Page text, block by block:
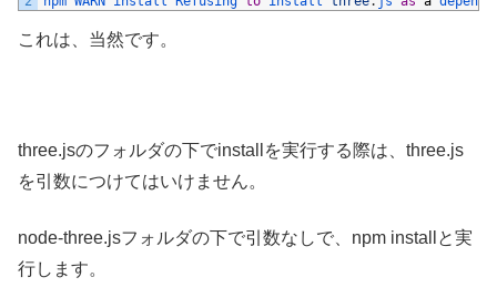
これは、当然です。
three.jsのフォルダの下でinstallを実行する際は、three.js
を引数につけてはいけません。
node-three.jsフォルダの下で引数なしで、npm installと実
行します。